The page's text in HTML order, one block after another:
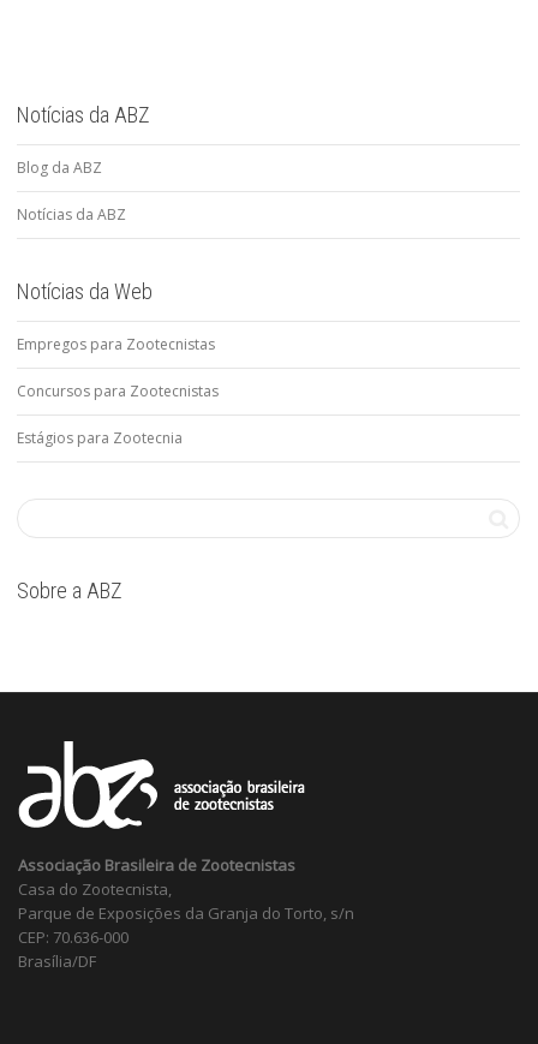
Notícias da ABZ
Blog da ABZ
Notícias da ABZ
Notícias da Web
Empregos para Zootecnistas
Concursos para Zootecnistas
Estágios para Zootecnia
Sobre a ABZ
Associação Brasileira de Zootecnistas
Casa do Zootecnista,
Parque de Exposições da Granja do Torto, s/n
CEP: 70.636-000
Brasília/DF